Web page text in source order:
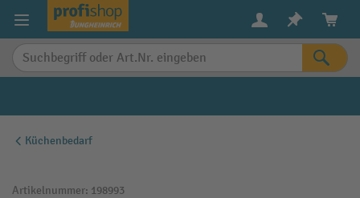
springen
Küchenbedarf
Artikelnummer: 198993